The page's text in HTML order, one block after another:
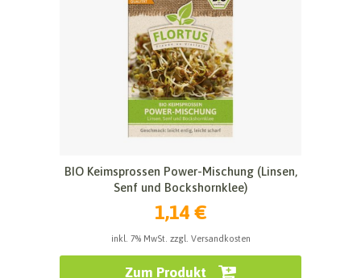
BIO Keimsprossen Power-Mischung (Linsen,
Senf und Bockshornklee)
1,14 €
inkl. 7% MwSt. zzgl. Versandkosten
Zum Produkt